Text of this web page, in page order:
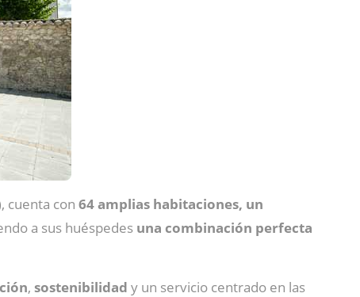
, cuenta con 64 amplias habitaciones, un
a sus huéspedes una combinación perfecta
, sostenibilidad y un servicio centrado en las